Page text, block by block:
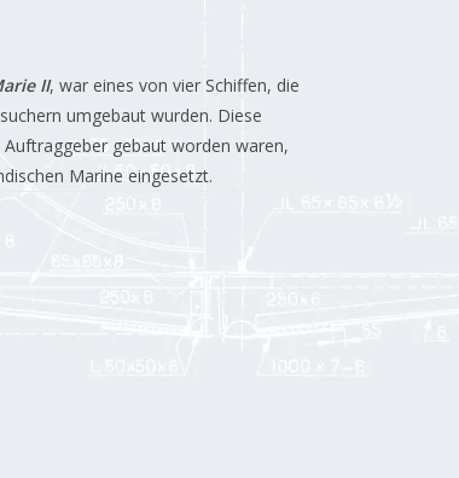
II, war eines von vier Schiffen, die
umgebaut wurden. Diese
gebaut worden waren,
Marine eingesetzt.